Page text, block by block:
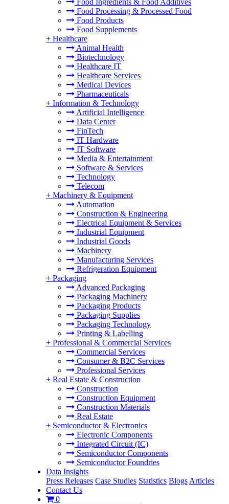
Food Ingredients & Food Additives
Food Processing & Processed Food
Food Products
Food Supplements
+ Healthcare
Animal Health
Biotechnology
Healthcare IT
Healthcare Services
Medical Devices
Pharmaceuticals
+ Information & Technology
Artificial Intelligence
Data Center
FinTech
IT Hardware
IT Software
Media & Entertainment
Software & Services
Technology
Telecom
+ Machinery & Equipment
Automation
Construction & Engineering
Electrical Equipment & Services
Industrial Equipment
Industrial Goods
Machinery
Manufacturing Services
Refrigeration Equipment
+ Packaging
Advanced Packaging
Packaging Machinery
Packaging Products
Packaging Supplies
Packaging Technology
Printing & Labelling
+ Professional & Commercial Services
Commercial Services
Consumer & B2C Services
Professional Services
+ Real Estate & Construction
Construction
Construction Equipment
Construction Materials
Real Estate
+ Semiconductor & Electronics
Electronic Components
Integrated Circuit (IC)
Semiconductor Components
Semiconductor Foundries
Data Insights
Press Releases Case Studies Statistics Blogs Articles
Contact Us
0